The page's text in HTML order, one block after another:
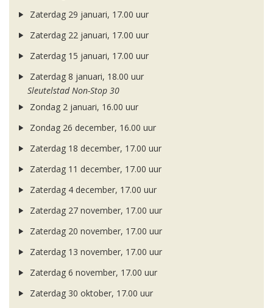
Zaterdag 29 januari, 17.00 uur
Zaterdag 22 januari, 17.00 uur
Zaterdag 15 januari, 17.00 uur
Zaterdag 8 januari, 18.00 uur
Sleutelstad Non-Stop 30
Zondag 2 januari, 16.00 uur
Zondag 26 december, 16.00 uur
Zaterdag 18 december, 17.00 uur
Zaterdag 11 december, 17.00 uur
Zaterdag 4 december, 17.00 uur
Zaterdag 27 november, 17.00 uur
Zaterdag 20 november, 17.00 uur
Zaterdag 13 november, 17.00 uur
Zaterdag 6 november, 17.00 uur
Zaterdag 30 oktober, 17.00 uur